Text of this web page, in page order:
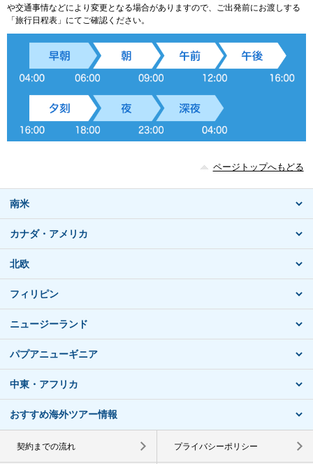
や交通事情などにより変更となる場合がありますので、ご出発前にお渡しする
「旅行日程表」にてご確認ください。
ページトップへもどる
南米
カナダ・アメリカ
北欧
フィリピン
ニュージーランド
パプアニューギニア
中東・アフリカ
おすすめ海外ツアー情報
契約までの流れ プライバシーポリシー